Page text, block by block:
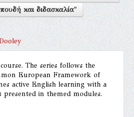
και διδασκαλία"
The series follows the
European Framework of
active English learning with a
in themed modules.